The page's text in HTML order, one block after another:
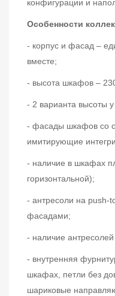
конфигурации и
Особенности
- корпус и фасад –
вместе;
- высота шкафов –
- 2 варианта высоты
- фасады шкафов со
имитирующие
- наличие в шкафах
горизонтальной);
- антресоли на push-
фасадами;
- наличие
- внутренняя
шкафах, петли без
шариковые